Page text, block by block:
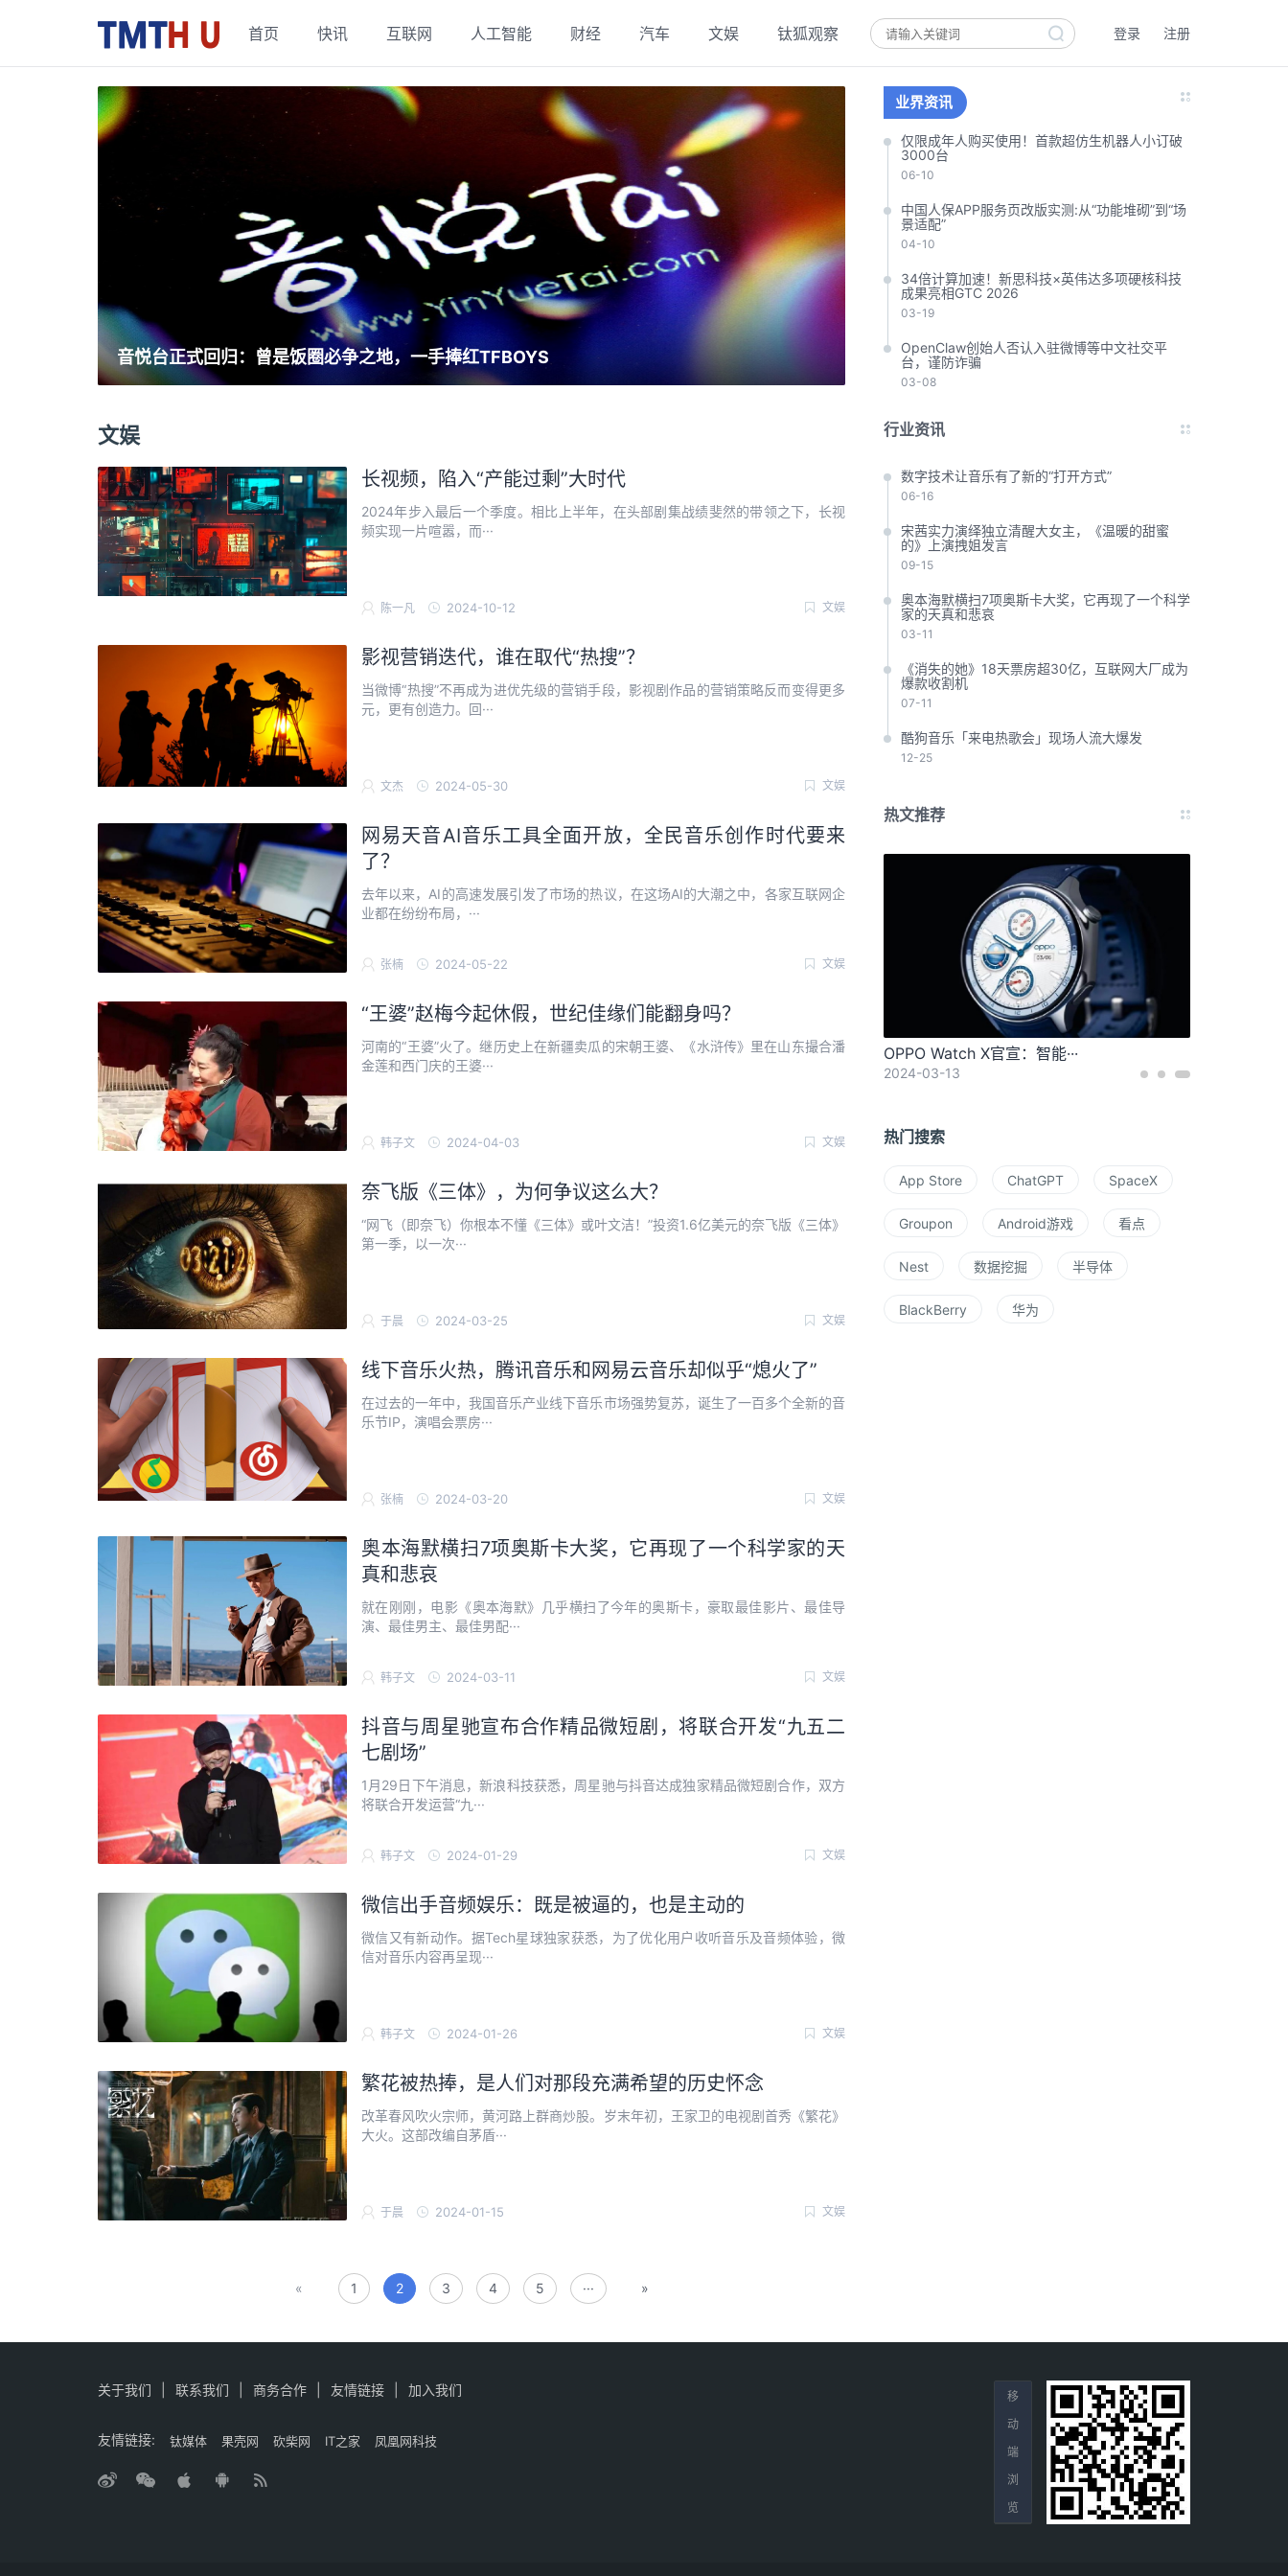
登录 注册
首页 快讯 互联网 人工智能 财经 汽车 文娱 钛狐观察
音悦台正式回归：曾是饭圈必争之地，一手捧红TFBOYS
业界资讯
仅限成年人购买使用！首款超仿生机器人小订破
3000台
06-10
中国人保APP服务页改版实测:从“功能堆砌”到“场
景适配”
04-10
34倍计算加速！新思科技×英伟达多项硬核科技
成果亮相GTC 2026
03-19
OpenClaw创始人否认入驻微博等中文社交平
台，谨防诈骗
03-08
文娱
长视频，陷入“产能过剩”大时代
2024年步入最后一个季度。相比上半年，在头部剧集战绩斐然的带领之下，长视
频实现一片喧嚣，而···
文娱
陈一凡 2024-10-12
影视营销迭代，谁在取代“热搜”？
当微博“热搜”不再成为进优先级的营销手段，影视剧作品的营销策略反而变得更多
元，更有创造力。回···
文娱
文杰 2024-05-30
网易天音AI音乐工具全面开放，全民音乐创作时代要来
了？
去年以来，AI的高速发展引发了市场的热议，在这场AI的大潮之中，各家互联网企
业都在纷纷布局，···
文娱
张楠 2024-05-22
“王婆”赵梅今起休假，世纪佳缘们能翻身吗？
河南的“王婆”火了。继历史上在新疆卖瓜的宋朝王婆、《水浒传》里在山东撮合潘
金莲和西门庆的王婆···
文娱
韩子文 2024-04-03
奈飞版《三体》，为何争议这么大？
“网飞（即奈飞）你根本不懂《三体》或叶文洁！”投资1.6亿美元的奈飞版《三体》
第一季，以一次···
文娱
于晨 2024-03-25
线下音乐火热，腾讯音乐和网易云音乐却似乎“熄火了”
在过去的一年中，我国音乐产业线下音乐市场强势复苏，诞生了一百多个全新的音
乐节IP，演唱会票房···
文娱
张楠 2024-03-20
奥本海默横扫7项奥斯卡大奖，它再现了一个科学家的天
真和悲哀
就在刚刚，电影《奥本海默》几乎横扫了今年的奥斯卡，豪取最佳影片、最佳导
演、最佳男主、最佳男配···
文娱
韩子文 2024-03-11
抖音与周星驰宣布合作精品微短剧，将联合开发“九五二
七剧场”
1月29日下午消息，新浪科技获悉，周星驰与抖音达成独家精品微短剧合作，双方
将联合开发运营“九···
文娱
韩子文 2024-01-29
微信出手音频娱乐：既是被逼的，也是主动的
微信又有新动作。据Tech星球独家获悉，为了优化用户收听音乐及音频体验，微
信对音乐内容再呈现···
文娱
韩子文 2024-01-26
繁花被热捧，是人们对那段充满希望的历史怀念
改革春风吹火宗师，黄河路上群商炒股。岁末年初，王家卫的电视剧首秀《繁花》
大火。这部改编自茅盾···
文娱
于晨 2024-01-15
« 1 2 3 4 5 ··· »
行业资讯
数字技术让音乐有了新的“打开方式”
06-16
宋茜实力演绎独立清醒大女主，《温暖的甜蜜
的》上演拽姐发言
09-15
奥本海默横扫7项奥斯卡大奖，它再现了一个科学
家的天真和悲哀
03-11
《消失的她》18天票房超30亿，互联网大厂成为
爆款收割机
07-11
酷狗音乐「来电热歌会」现场人流大爆发
12-25
热文推荐
首款鸿蒙电脑发布：从内核重构操作系··· 阿维塔 E16 实车图曝光，定位中··· OPPO Watch X官宣：智能···
2024-03-13
热门搜索
App Store ChatGPT SpaceX
Groupon Android游戏 看点
Nest 数据挖掘 半导体
BlackBerry 华为
移
动
端
浏
览
关于我们 联系我们 商务合作 友情链接 加入我们
友情链接: 钛媒体 果壳网 砍柴网 IT之家 凤凰网科技